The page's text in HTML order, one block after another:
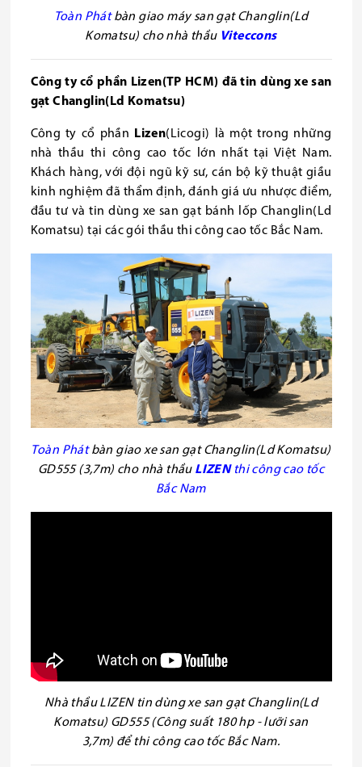
Toàn Phátbàn giao máy san gạt Changlin(Ld
Komatsu) cho nhà thầu Viteccons
Công ty cổ phần Lizen(TP HCM) đã tin dùng xe san
gạt Changlin(Ld Komatsu)
Công ty cổ phần Lizen(Licogi)
là một trong những
nhà thầu thi công cao tốc lớn nhất tại Việt Nam.
Khách hàng, với đội ngũ kỹ sư, cán bộ kỹ thuật giầu
kinh nghiệm đã thẩm định, đánh giá ưu nhược điểm,
đầu tư và tin dùng xe san gạt bánh lốp Changlin(Ld
Komatsu) tại các gói thầu thi công cao tốc Bắc Nam.
Toàn Phátbàn giao xe san gạt Changlin(Ld Komatsu)
GD555 (3,7m) cho nhà thầu LIZEN thi công cao tốc
BắcNam
Nhà thầu LIZEN tin dùng xe san gạt Changlin(Ld
Komatsu) GD555 (Công suất 180 hp - lưỡi san
3,7m) để thi công cao tốc Bắc Nam.